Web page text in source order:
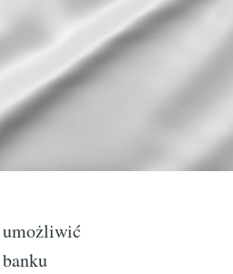
umożliwić